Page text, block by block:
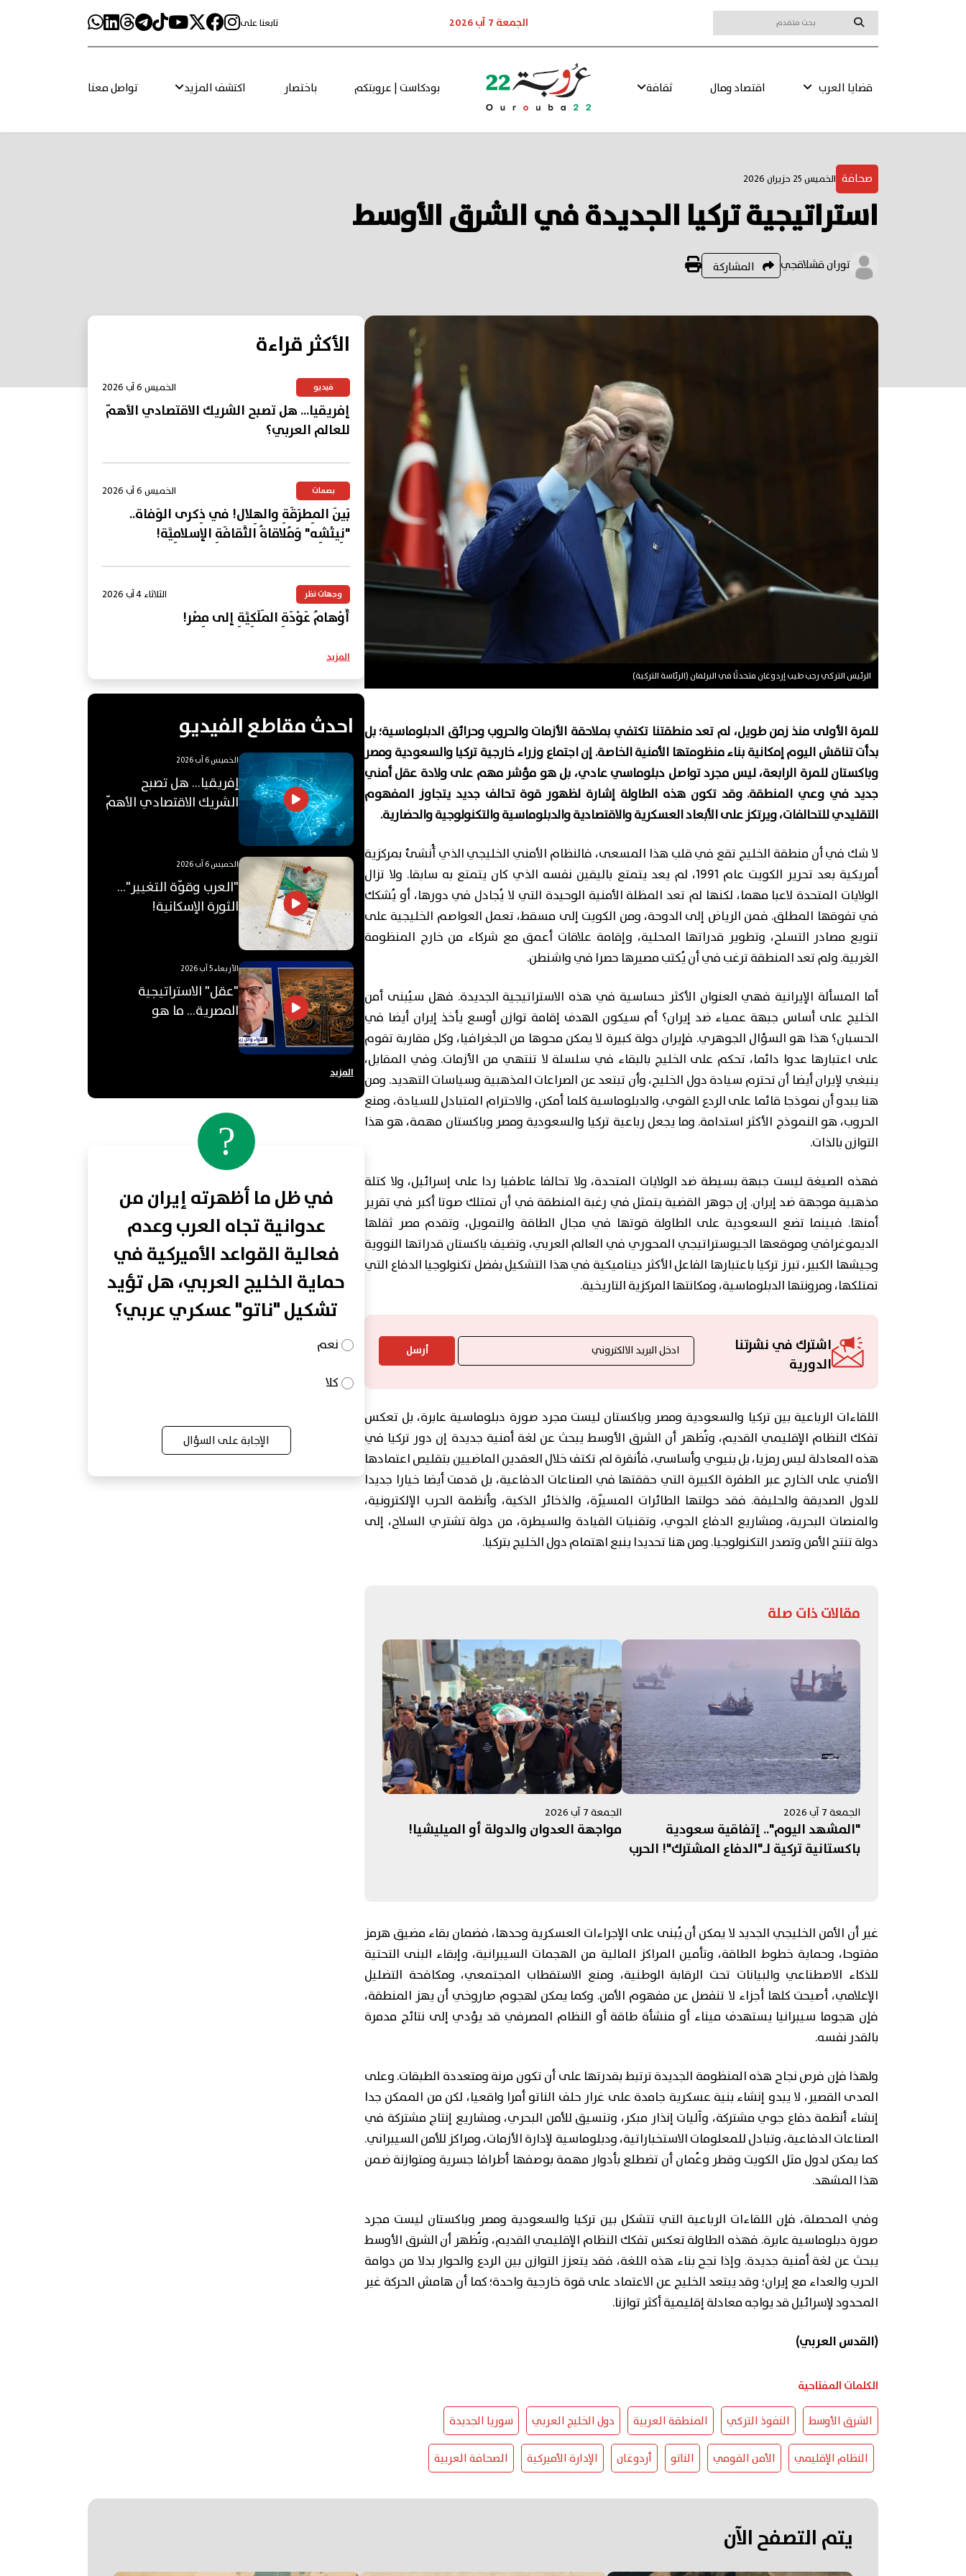
الجمعة 7 آب 2026 تابعنا على
قضايا العرب اقتصاد ومال ثقافة بودكاست | عروبتكم باختصار اكتشف المزيد تواصل معنا
صحافة الخميس 25 حزيران 2026
استراتيجية تركيا الجديدة في الشرق الأوسط
توران قشلاقجي المشاركة
الرئيس التركي رجب طيب إردوغان متحدثًا في البرلمان (الرئاسة التركية)
للمرة الأولى منذ زمن طويل، لم تعد منطقتنا تكتفي بملاحقة الأزمات والحروب وحرائق الدبلوماسية؛ بل
بدأت تناقش اليوم إمكانية بناء منظومتها الأمنية الخاصة. إن اجتماع وزراء خارجية تركيا والسعودية ومصر
وباكستان للمرة الرابعة، ليس مجرد تواصل دبلوماسي عادي، بل هو مؤشر مهم على ولادة عقل أمني
جديد في وعي المنطقة. وقد تكون هذه الطاولة إشارة لظهور قوة تحالف جديد يتجاوز المفهوم
التقليدي للتحالفات، ويرتكز على الأبعاد العسكرية والاقتصادية والدبلوماسية والتكنولوجية والحضارية.
لا شك في أن منطقة الخليج تقع في قلب هذا المسعى، فالنظام الأمني الخليجي الذي أُنشئ بمركزية
أمريكية بعد تحرير الكويت عام 1991، لم يعد يتمتع باليقين نفسه الذي كان يتمتع به سابقا. ولا تزال
الولايات المتحدة لاعبا مهما، لكنها لم تعد المظلة الأمنية الوحيدة التي لا يُجادل في دورها، أو يُشكك
في تفوقها المطلق. فمن الرياض إلى الدوحة، ومن الكويت إلى مسقط، تعمل العواصم الخليجية على
تنويع مصادر التسلح، وتطوير قدراتها المحلية، وإقامة علاقات أعمق مع شركاء من خارج المنظومة
الغربية. ولم تعد المنطقة ترغب في أن يُكتب مصيرها حصرا في واشنطن.
أما المسألة الإيرانية فهي العنوان الأكثر حساسية في هذه الاستراتيجية الجديدة. فهل سيُبنى أمن
الخليج على أساس جبهة عمياء ضد إيران؟ أم سيكون الهدف إقامة توازن أوسع يأخذ إيران أيضا في
الحسبان؟ هذا هو السؤال الجوهري. فإيران دولة كبيرة لا يمكن محوها من الجغرافيا، وكل مقاربة تقوم
على اعتبارها عدوا دائما، تحكم على الخليج بالبقاء في سلسلة لا تنتهي من الأزمات. وفي المقابل،
ينبغي لإيران أيضا أن تحترم سيادة دول الخليج، وأن تبتعد عن الصراعات المذهبية وسياسات التهديد. ومن
هنا يبدو أن نموذجا قائما على الردع القوي، والدبلوماسية كلما أمكن، والاحترام المتبادل للسيادة، ومنع
الحروب، هو النموذج الأكثر استدامة. وما يجعل رباعية تركيا والسعودية ومصر وباكستان مهمة، هو هذا
التوازن بالذات.
فهذه الصيغة ليست جبهة بسيطة ضد الولايات المتحدة، ولا تحالفا عاطفيا ردا على إسرائيل، ولا كتلة
مذهبية موجهة ضد إيران. إن جوهر القضية يتمثل في رغبة المنطقة في أن تمتلك صوتا أكبر في تقرير
أمنها. فبينما تضع السعودية على الطاولة قوتها في مجال الطاقة والتمويل، وتقدم مصر ثقلها
الديموغرافي وموقعها الجيوستراتيجي المحوري في العالم العربي، وتضيف باكستان قدراتها النووية
وجيشها الكبير، تبرز تركيا باعتبارها الفاعل الأكثر ديناميكية في هذا التشكيل بفضل تكنولوجيا الدفاع التي
تمتلكها، ومرونتها الدبلوماسية، ومكانتها المركزية التاريخية.
اشترك في نشرتنا
الدورية
أرسل
اللقاءات الرباعية بين تركيا والسعودية ومصر وباكستان ليست مجرد صورة دبلوماسية عابرة، بل تعكس
تفكك النظام الإقليمي القديم، وتُظهر أن الشرق الأوسط يبحث عن لغة أمنية جديدة إن دور تركيا في
هذه المعادلة ليس رمزيا، بل بنيوي وأساسي، فأنقرة لم تكتف خلال العقدين الماضيين بتقليص اعتمادها
الأمني على الخارج عبر الطفرة الكبيرة التي حققتها في الصناعات الدفاعية، بل قدمت أيضا خيارا جديدا
للدول الصديقة والحليفة. فقد حولتها الطائرات المسيّرة، والذخائر الذكية، وأنظمة الحرب الإلكترونية،
والمنصات البحرية، ومشاريع الدفاع الجوي، وتقنيات القيادة والسيطرة، من دولة تشتري السلاح، إلى
دولة تنتج الأمن وتصدر التكنولوجيا. ومن هنا تحديدا ينبع اهتمام دول الخليج بتركيا.
مقالات ذات صلة
الجمعة 7 آب 2026
"المشهد اليوم".. إتفاقية سعودية
باكستانية تركية لـ"الدفاع المشترك"! الحرب
الجمعة 7 آب 2026
مواجهة العدوان والدولة أو الميليشيا!
غير أن الأمن الخليجي الجديد لا يمكن أن يُبنى على الإجراءات العسكرية وحدها، فضمان بقاء مضيق هرمز
مفتوحا، وحماية خطوط الطاقة، وتأمين المراكز المالية من الهجمات السيبرانية، وإبقاء البنى التحتية
للذكاء الاصطناعي والبيانات تحت الرقابة الوطنية، ومنع الاستقطاب المجتمعي، ومكافحة التضليل
الإعلامي، أصبحت كلها أجزاء لا تنفصل عن مفهوم الأمن. وكما يمكن لهجوم صاروخي أن يهز المنطقة،
فإن هجوما سيبرانيا يستهدف ميناء أو منشأة طاقة أو النظام المصرفي قد يؤدي إلى نتائج مدمرة
بالقدر نفسه.
ولهذا فإن فرص نجاح هذه المنظومة الجديدة ترتبط بقدرتها على أن تكون مرنة ومتعددة الطبقات. وعلى
المدى القصير، لا يبدو إنشاء بنية عسكرية جامدة على غرار حلف الناتو أمرا واقعيا، لكن من الممكن جدا
إنشاء أنظمة دفاع جوي مشتركة، وآليات إنذار مبكر، وتنسيق للأمن البحري، ومشاريع إنتاج مشتركة في
الصناعات الدفاعية، وتبادل للمعلومات الاستخباراتية، ودبلوماسية لإدارة الأزمات، ومراكز للأمن السيبراني.
كما يمكن لدول مثل الكويت وقطر وعُمان أن تضطلع بأدوار مهمة بوصفها أطرافا جسرية ومتوازنة ضمن
هذا المشهد.
وفي المحصلة، فإن اللقاءات الرباعية التي تتشكل بين تركيا والسعودية ومصر وباكستان ليست مجرد
صورة دبلوماسية عابرة. فهذه الطاولة تعكس تفكك النظام الإقليمي القديم، وتُظهر أن الشرق الأوسط
يبحث عن لغة أمنية جديدة. وإذا نجح بناء هذه اللغة، فقد يتعزز التوازن بين الردع والحوار بدلا من دوامة
الحرب والعداء مع إيران؛ وقد يبتعد الخليج عن الاعتماد على قوة خارجية واحدة؛ كما أن هامش الحركة غير
المحدود لإسرائيل قد يواجه معادلة إقليمية أكثر توازنا.
(القدس العربي)
الكلمات المفتاحية
الشرق الأوسط النفوذ التركي المنطقة العربية دول الخليج العربي سوريا الجديدة
النظام الإقليمي الأمن القومي الناتو أردوغان الإدارة الأميركية الصحافة العربية
الأكثر قراءة
فيديو الخميس 6 آب 2026
إفريقيا... هل تصبح الشريك الاقتصادي الأهمّ
للعالم العربي؟
بصمات الخميس 6 آب 2026
بَينَ المِطرَقَةِ والهِلال! في ذِكرى الوَفاة..
"نِيتْشِه" وَمُلاقاةُ الثَّقافَةِ الإسلامِيَّة!
وجهات نظر الثلاثاء 4 آب 2026
أَوْهامُ عَوْدَةِ المَلَكِيَّةِ إلى مِصْر!
المزيد
احدث مقاطع الفيديو
الخميس 6 آب 2026
إفريقيا... هل تصبح
الشريك الاقتصادي الأهمّ
الخميس 6 آب 2026
"العرب وقوّة التغيير"...
الثورة الإسكانية!
الأربعاء 5 آب 2026
"عقل" الاستراتيجية
المصرية... ما هو
"الأوكتاغون"؟
المزيد
?
في ظل ما أظهرته إيران من
عدوانية تجاه العرب وعدم
فعالية القواعد الأميركية في
حماية الخليج العربي، هل تؤيد
تشكيل "ناتو" عسكري عربي؟
نعم
كلا
الإجابة على السؤال
يتم التصفح الآن